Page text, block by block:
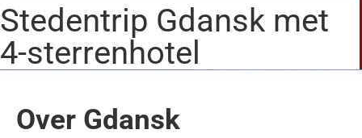
Stedentrip Gdansk met
4-sterrenhotel
Over Gdansk